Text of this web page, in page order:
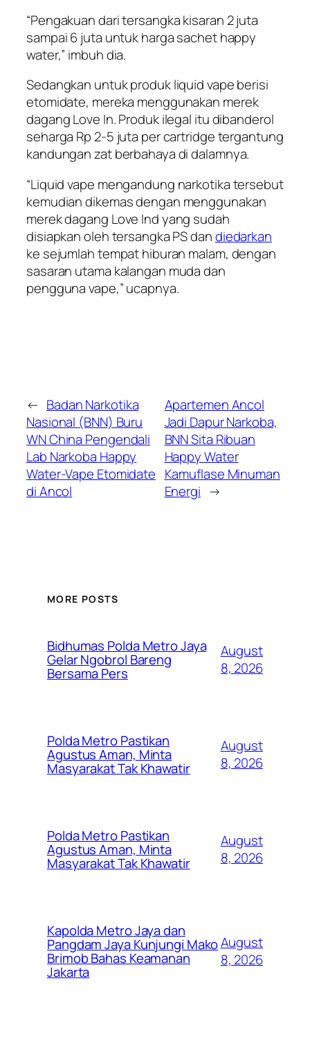
“Pengakuan dari tersangka kisaran 2 juta
sampai 6 juta untuk harga sachet happy
water,” imbuh dia.
Sedangkan untuk produk liquid vape berisi
etomidate, mereka menggunakan merek
dagang Love In. Produk ilegal itu dibanderol
seharga Rp 2-5 juta per cartridge tergantung
kandungan zat berbahaya di dalamnya.
“Liquid vape mengandung narkotika tersebut
kemudian dikemas dengan menggunakan
merek dagang Love Ind yang sudah
disiapkan oleh tersangka PS dandiedarkan
ke sejumlah tempat hiburan malam, dengan
sasaran utama kalangan muda dan
pengguna vape,” ucapnya.
← Badan Narkotika
Nasional (BNN) Buru
WN China Pengendali
Lab Narkoba Happy
Water-Vape Etomidate
di Ancol
Apartemen Ancol
Jadi Dapur Narkoba,
BNN Sita Ribuan
Happy Water
Kamuflase Minuman
Energi →
MORE POSTS
Bidhumas Polda Metro Jaya
Gelar Ngobrol Bareng
Bersama Pers
August
8, 2026
Polda Metro Pastikan
Agustus Aman, Minta
Masyarakat Tak Khawatir
August
8, 2026
Polda Metro Pastikan
Agustus Aman, Minta
Masyarakat Tak Khawatir
August
8, 2026
Kapolda Metro Jaya dan
Pangdam Jaya Kunjungi Mako
Brimob Bahas Keamanan
Jakarta
August
8, 2026